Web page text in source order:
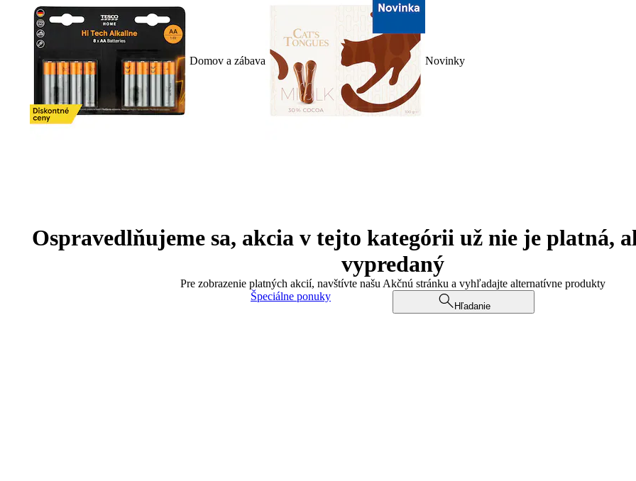
Domov a zábava Novinky
Ospravedlňujeme sa, akcia v tejto kategórii už nie je platná,
vypredaný
Pre zobrazenie platných akcií, navštívte našu Akčnú stránku a vyhľadajte alternatívne produkty
Špeciálne ponuky
Hľadanie